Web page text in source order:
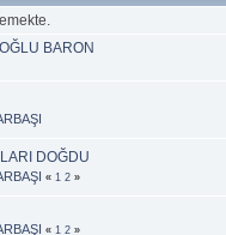
BARON
DOĞDU
« 1 2 »
« 1 2 »